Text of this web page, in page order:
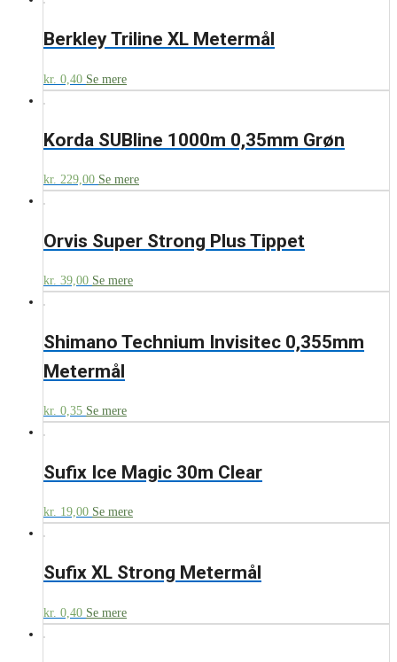
Berkley Triline XL Metermål
kr. 0,40 Se mere
Korda SUBline 1000m 0,35mm Grøn
kr. 229,00 Se mere
Orvis Super Strong Plus Tippet
kr. 39,00 Se mere
Shimano Technium Invisitec 0,355mm
Metermål
kr. 0,35 Se mere
Sufix Ice Magic 30m Clear
kr. 19,00 Se mere
Sufix XL Strong Metermål
kr. 0,40 Se mere